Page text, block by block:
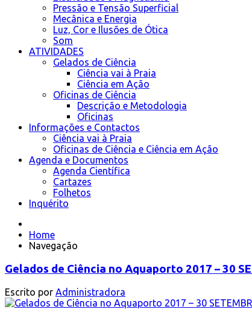
Pressão e Tensão Superficial
Mecânica e Energia
Luz, Cor e Ilusões de Ótica
Som
ATIVIDADES
Gelados de Ciência
Ciência vai à Praia
Ciência em Ação
Oficinas de Ciência
Descrição e Metodologia
Oficinas
Informações e Contactos
Ciência vai à Praia
Oficinas de Ciência e Ciência em Ação
Agenda e Documentos
Agenda Científica
Cartazes
Folhetos
Inquérito
Home
Navegação
Gelados de Ciência no Aquaporto 2017 – 30
Escrito por Administradora